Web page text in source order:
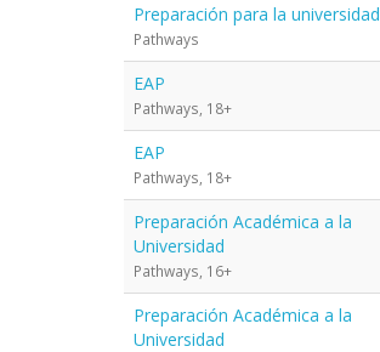
Preparación para la universidad
Pathways
EAP
Pathways, 18+
EAP
Pathways, 18+
Preparación Académica a la
Universidad
Pathways, 16+
Preparación Académica a la
Universidad